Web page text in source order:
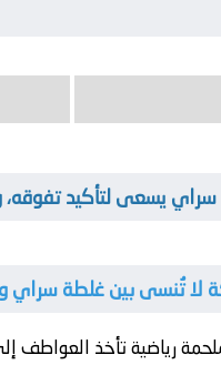
يسعى لتأكيد تفوقه،
لا تُنسى بين غلطة سراي
رياضية تأخذ العواطف